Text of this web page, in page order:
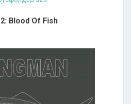
Blood Of Fish